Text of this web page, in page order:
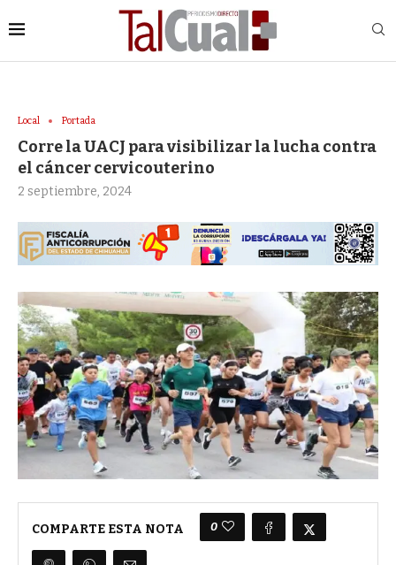
Local Portada
Corre la UACJ para visibilizar la lucha contra
el cáncer cervicouterino
2 septiembre, 2024
COMPARTE ESTA NOTA 0